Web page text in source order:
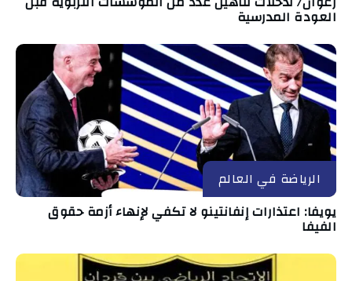
العودة المدرسية
الرياضة في العالم
يويفا: اعتذارات إنفانتينو لا تكفي لإنهاء أزمة حقوق
الفيفا